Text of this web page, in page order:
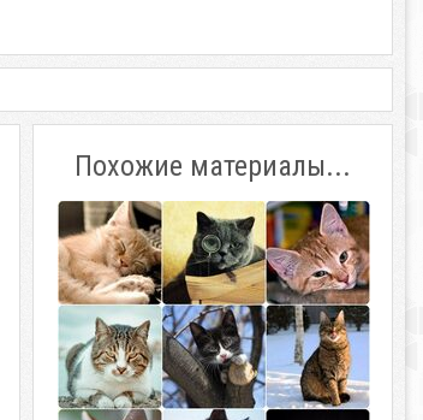
Похожие материалы...